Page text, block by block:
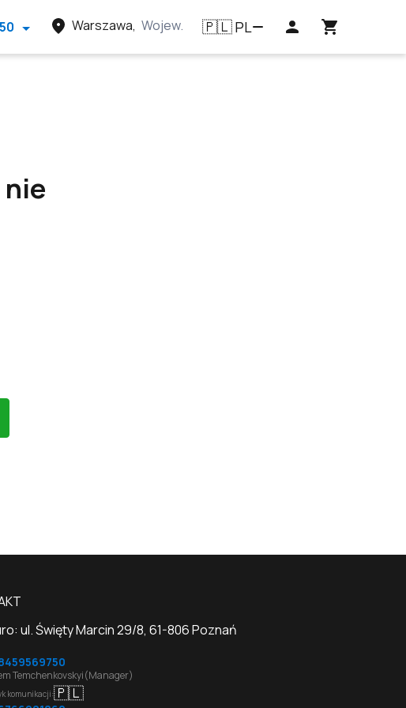
Warszawa, Województwo mazowieckie, Polska
🇵🇱PL
: ul. Święty Marcin 29/8, 61-806 Poznań
Temchenkovskyi(Manager)
komunikacji:🇵🇱